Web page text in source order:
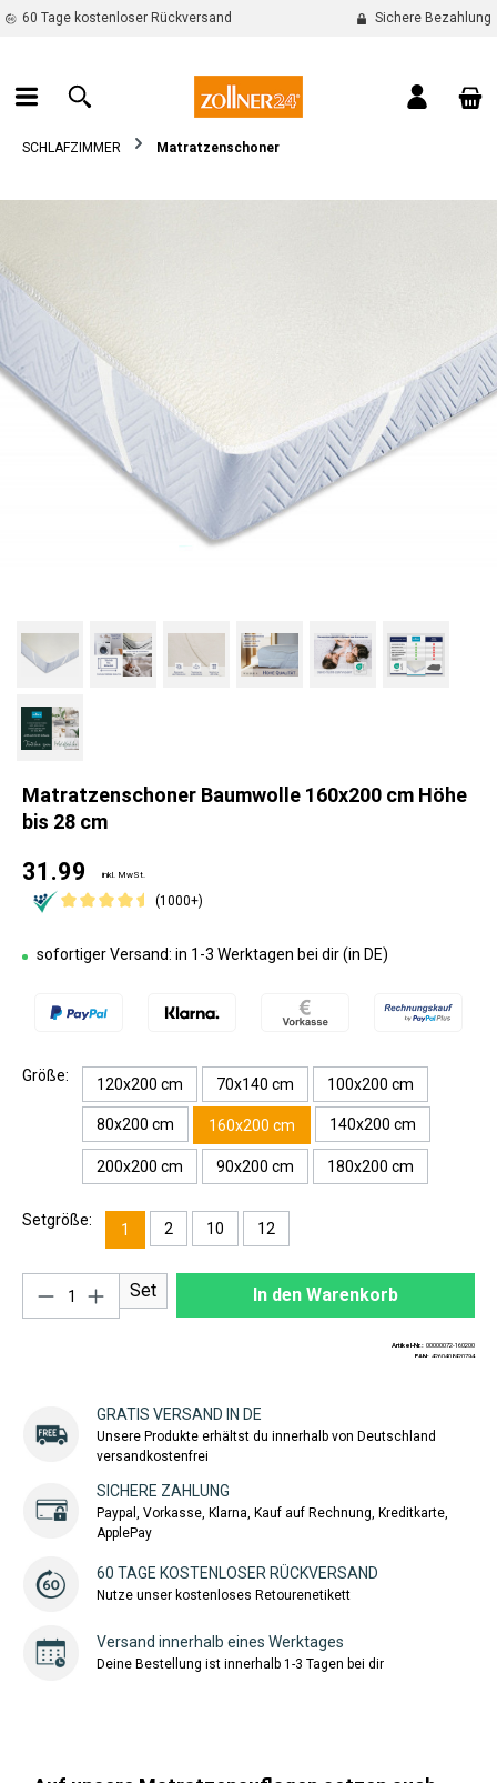
springen
60 Tage kostenloser Rückversand Sichere Bezahlung
SCHLAFZIMMER Matratzenschoner
Matratzenschoner Baumwolle 160x200 cm Höhe
bis 28 cm
31.99 inkl. MwSt.
(1000+)
sofortiger Versand: in 1-3 Werktagen bei dir (in DE)
Größe: 120x200 cm 70x140 cm 100x200 cm
80x200 cm 160x200 cm 140x200 cm
200x200 cm 90x200 cm 180x200 cm
Setgröße:
1 2 10 12
Produkt Anzahl: Gib den gewünschten
Set In den Warenkorb
Artikel-Nr.: 00000072-160200
EAN: 4260408420794
GRATIS VERSAND IN DE
Unsere Produkte erhältst du innerhalb von Deutschland
versandkostenfrei
SICHERE ZAHLUNG
Paypal, Vorkasse, Klarna, Kauf auf Rechnung, Kreditkarte,
ApplePay
60 TAGE KOSTENLOSER RÜCKVERSAND
Nutze unser kostenloses Retourenetikett
Versand innerhalb eines Werktages
Deine Bestellung ist innerhalb 1-3 Tagen bei dir